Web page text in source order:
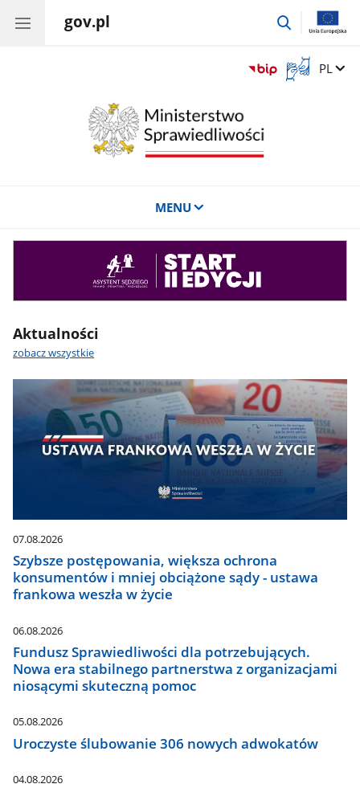
gov.pl
przejdź
Otwórz
okno
Zmień
PL
MENU
Aktualności
zobacz wszystkie
07.08.2026
Szybsze postępowania, większa ochrona
konsumentów i mniej obciążone sądy - ustawa
frankowa weszła w życie
06.08.2026
Fundusz Sprawiedliwości dla potrzebujących.
Nowa era stabilnego partnerstwa z organizacjami
niosącymi skuteczną pomoc
05.08.2026
Uroczyste ślubowanie 306 nowych adwokatów
04.08.2026